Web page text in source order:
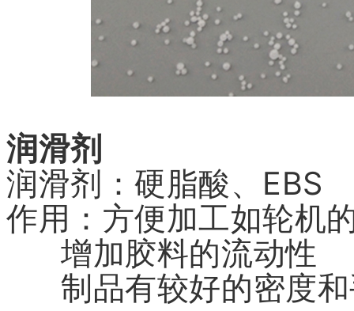
润滑剂
润滑剂：硬脂酸、EBS
作用：方便加工如轮机
增加胶料的流动性
制品有较好的密度和